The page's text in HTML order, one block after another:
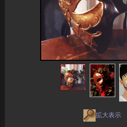
拡大表示